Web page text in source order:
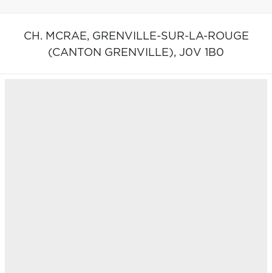
CH. MCRAE, GRENVILLE-SUR-LA-ROUGE
(CANTON GRENVILLE), J0V 1B0